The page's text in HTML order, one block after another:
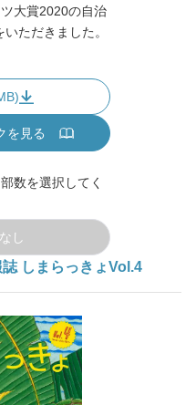
大賞2020の自治
ただきました。
を見る
数を選択してく
し
しまらっきょVol.4